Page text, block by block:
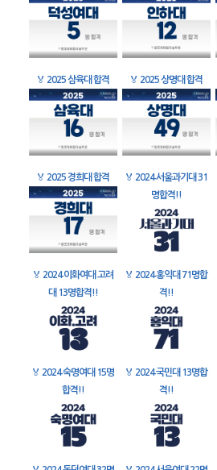
🏅 2025 삼육대 합격 🏅 2025 상명대 합격
🏅 2025 경희대 합격 🏅 2024 서울과기대 31
명합격!!
🏅 2024 이화여대 고려
대 13명합격!!
🏅 2024 홍익대 71명합
격!!
🏅 2024 숙명여대 15명
합격!!
🏅 2024 국민대 13명합
격!!